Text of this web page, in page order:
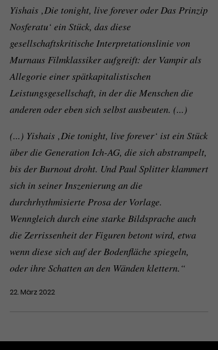
Yishais ‚Die tonight, live forever oder Das Prinzip
Nosferatu‘ ein Stück, das diese
gesellschaftskritische Interpretationslinie von
Murnaus Filmklassiker aufgreift: der Vampir als
Allegorie einer spätkapitalistischen
Leistungsgesellschaft, in der die Menschen die
anderen oder eben sich selbst ausbeuten. (...)
(...) Yishais ‚Die tonight, live forever‘ ist ein Stück
über die Generation Ich-AG, die sich abstrampelt,
bis der Burnout droht. Und Paul Splitter klammert
sich in seiner Inszenierung an die
durchrhythmisierte Prosa der Vorlage.
Wenngleich durch eine starke Bildsprache auch
die Zerrissenheit der Figuren betont wird, etwa
wenn diese sich auf der Bodenfläche spiegeln,
oder ihre Schatten an den Wänden klettern.“
22. März 2022